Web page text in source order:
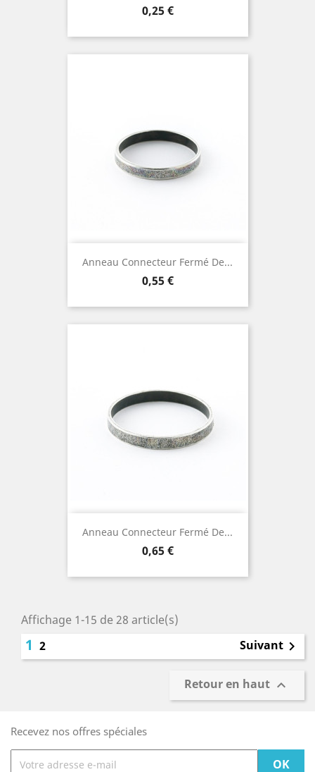
Prix
0,25 €
Anneau Connecteur Fermé De...
Prix
0,55 €
Anneau Connecteur Fermé De...
Prix
0,65 €
Affichage 1-15 de 28 article(s)
1 2 Suivant 
Retour en haut 
Recevez nos offres spéciales